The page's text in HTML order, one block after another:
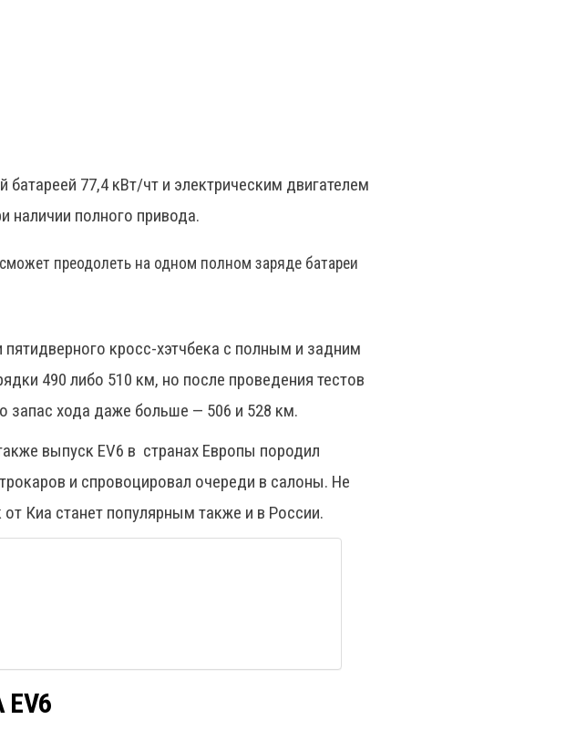
77,4 кВт/чт и электрическим двигателем
наличии полного привода.
преодолеть на одном полном заряде батареи
кросс-хэтчбека с полным и задним
490 либо 510 км, но после проведения тестов
запас хода даже больше — 506 и 528 км.
выпуск EV6 в странах Европы породил
и спровоцировал очереди в салоны. Не
Киа станет популярным также и в России.
EV6